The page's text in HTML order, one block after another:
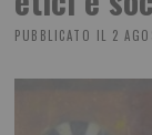
PUBBLICATO IL 2